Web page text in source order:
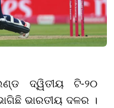
ଦ୍ୱିତୀୟ ଟି-୨୦
ଭାରତୀୟ ଦଳର ।